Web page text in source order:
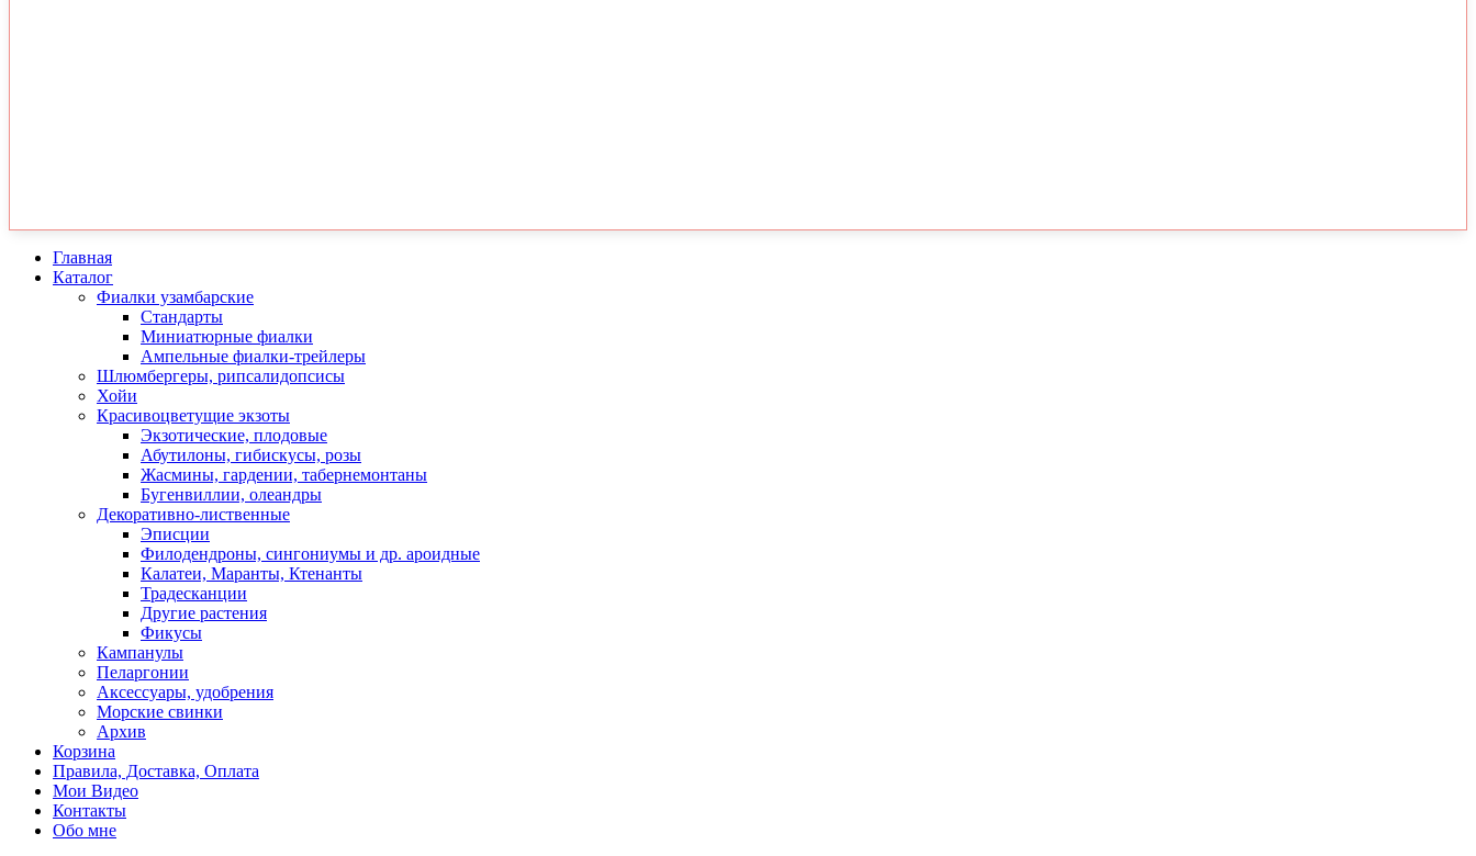
Главная
Каталог
Фиалки узамбарские
Стандарты
Миниатюрные фиалки
Ампельные фиалки-трейлеры
Шлюмбергеры, рипсалидопсисы
Хойи
Красивоцветущие экзоты
Экзотические, плодовые
Абутилоны, гибискусы, розы
Жасмины, гардении, табернемонтаны
Бугенвиллии, олеандры
Декоративно-лиственные
Эписции
Филодендроны, сингониумы и др. ароидные
Калатеи, Маранты, Ктенанты
Традесканции
Другие растения
Фикусы
Кампанулы
Пеларгонии
Аксессуары, удобрения
Морские свинки
Архив
Корзина
Правила, Доставка, Оплата
Мои Видео
Контакты
Обо мне